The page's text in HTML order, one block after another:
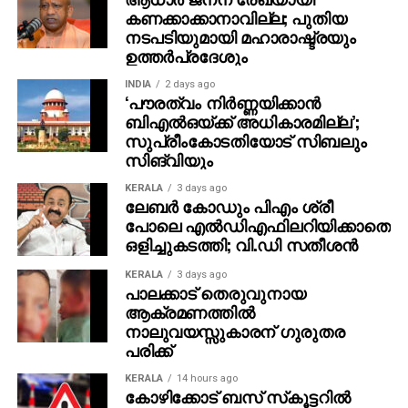
വ്യക്തമാക്കുന്നു. ഛായാഗ്രഹണം-അയാസ് ഹസന്‍,
സംഗീതം-ഗോവിന്ദ് വസന്ത, എഡിറ്റിംഗ്-സംഗീത്
പ്രതാപ്, കല-അരവിന്ദ് വിശ്വനാഥന്‍, വസ്ത്രാലങ്കാരം-
ഇര്‍ഷാദ് ചെറുകുന്ന്, മേക്കപ്പ്-സുധി സുരേന്ദ്രന്‍, സിങ്ക്
സൗണ്ട്-വൈശാഖ് തുടങ്ങിയവരാണ് പ്രധാന
വിഭാഗങ്ങള്‍ കൈകാര്യം ചെയ്തത്. പോസ്റ്റര്‍
ഡിസൈന്‍ ആനന്ദ് രാജേന്ദ്രന്‍, സ്റ്റില്‍സ് എസ്ബികെ
ഷുഹൈബ് എന്നിവരാണ് നിര്‍വഹിച്ചത്. 2025 നവംബര്‍
20ന് ഗോവയില്‍ ആരംഭിച്ച 56ാമത് ഇന്ത്യന്‍
അന്താരാഷ്ട്ര ചലച്ചിത്രോത്സവം നവംബര്‍ 28ന്
സമാപിച്ചു.
കണക്കാക്കാനാവില്ല; പുതിയ
നടപടിയുമായി മഹാരാഷ്ട്രയും
ഉത്തർപ്രദേശും
INDIA 2 days ago
‘പൗരത്വം നിര്‍ണ്ണയിക്കാന്‍
ബിഎല്‍ഒയ്ക്ക് അധികാരമില്ല’;
സുപ്രീംകോടതിയോട് സിബലും
സിങ്‌വിയും
KERALA 3 days ago
ലേബര്‍ കോഡും പിഎം ശ്രീ
പോലെ എല്‍ഡിഎഫിലറിയിക്കാതെ
ഒളിച്ചുകടത്തി; വി.ഡി സതീശന്‍
KERALA 3 days ago
പാലക്കാട് തെരുവുനായ
ആക്രമണത്തില്‍
നാലുവയസ്സുകാരന് ഗുരുതര
പരിക്ക്
KERALA 14 hours ago
കോഴിക്കോട് ബസ് സ്‌കൂട്ടറില്‍